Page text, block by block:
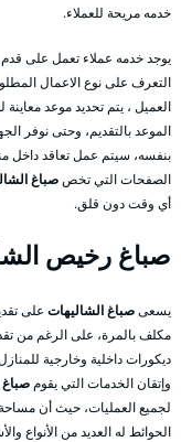
خدمه مريحة للعملاء.
يوجد خدمه عملاء تعمل على قدم
التعرف على نوع الاعمال
العميل ، يتم تحديد موعد
الموعد بالتقديم، وحتى نوفر
بنفسه، سيتم عمل تعاقد داخل
الصفحات التي تخصصباغ
أي وقت دون قلق.
صباغ رخيص
يسعىصباغ الشاليهات على
مكلف بالمرة، على الرغم من
ديكورات داخلية وخارجية
وإتقان الخدمات التي يقوم صباغ
لجميع العمليات، حيث أن
الحوائط له العديد من